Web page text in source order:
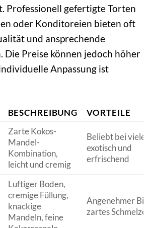
Professionell gefertigte Torten
oder Konditoreien bieten oft
und ansprechende
Die Preise können jedoch höher
Anpassung ist
BESCHREIBUNG VORTEILE
Zarte Kokos-
Mandel-
Kombination,
leicht und cremig
Beliebt bei
exotisch und
erfrischend
Luftiger Boden,
cremige Füllung,
knackige
Mandeln, feine
Angenehmer
zartes Schmelzen